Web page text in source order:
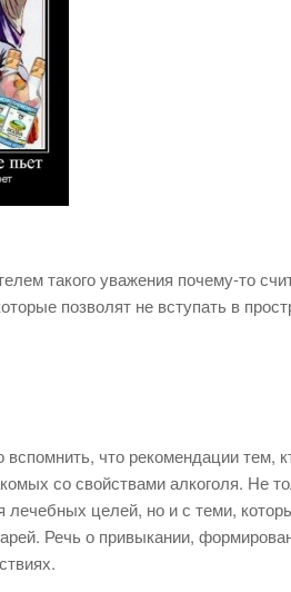
такого уважения почему-то
позволят не вступать в
что рекомендации тем,
со свойствами алкоголя. Не
лечебных целей, но и с теми,
Речь о привыкании,